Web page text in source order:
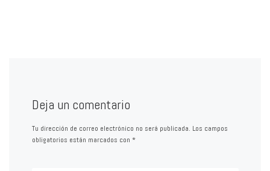
Deja un comentario
Tu dirección de correo electrónico no será publicada. Los campos
obligatorios están marcados con *